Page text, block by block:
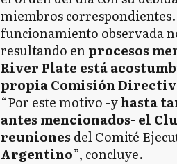
miembros
funcionamiento observada
resultando enprocesos
River Plate está
propia Comisión
“Por este motivo -yhasta
antes mencionados- el
reuniones del Comité
Argentino”, concluye.